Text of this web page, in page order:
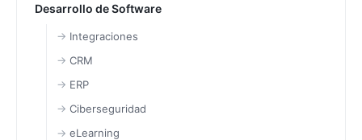
Desarrollo de Software
Integraciones
CRM
ERP
Ciberseguridad
eLearning